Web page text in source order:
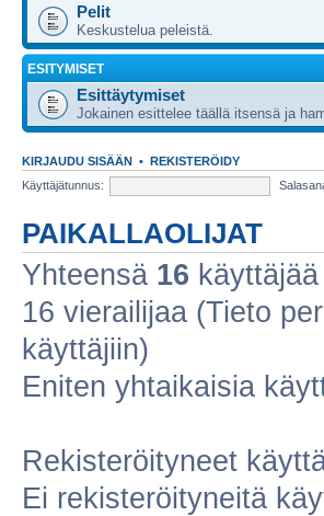
Pelit
Keskustelua peleistä.
ESITYMISET
Esittäytymiset
Jokainen esittelee täällä itsensä ja
KIRJAUDU SISÄÄN • REKISTERÖIDY
Käyttäjätunnus:
PAIKALLAOLIJAT
Yhteensä 16
16 vierailijaa (Tieto
käyttäjiin)
Eniten yhtaikaisia
Rekisteröityneet
Ei rekisteröityneitä